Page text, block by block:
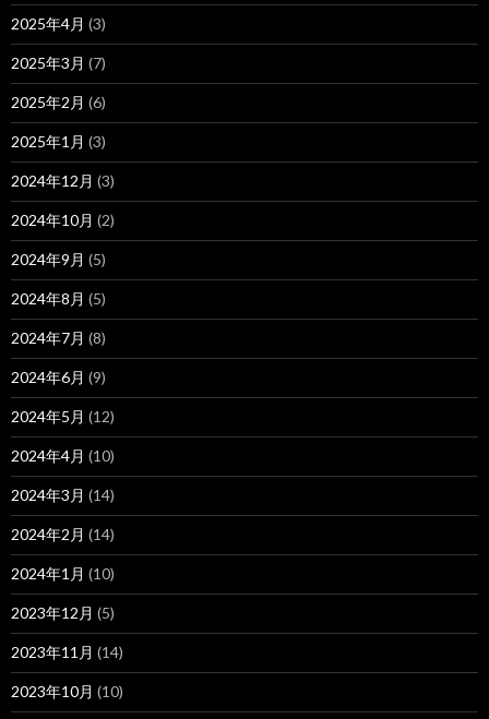
2025年4月 (3)
2025年3月 (7)
2025年2月 (6)
2025年1月 (3)
2024年12月 (3)
2024年10月 (2)
2024年9月 (5)
2024年8月 (5)
2024年7月 (8)
2024年6月 (9)
2024年5月 (12)
2024年4月 (10)
2024年3月 (14)
2024年2月 (14)
2024年1月 (10)
2023年12月 (5)
2023年11月 (14)
2023年10月 (10)